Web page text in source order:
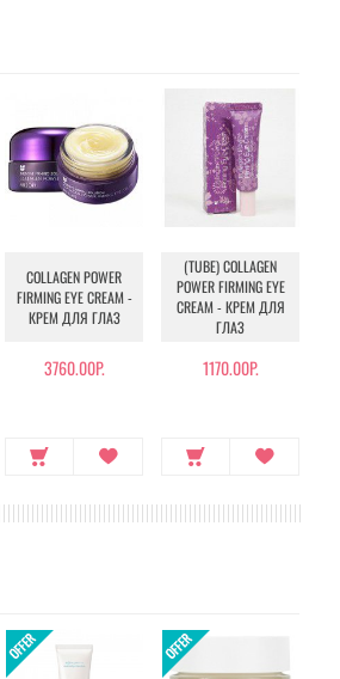
COLLAGEN POWER
FIRMING EYE CREAM -
КРЕМ ДЛЯ ГЛАЗ
3760.00Р.
(TUBE) COLLAGEN
POWER FIRMING EYE
CREAM - КРЕМ ДЛЯ
ГЛАЗ
1170.00Р.